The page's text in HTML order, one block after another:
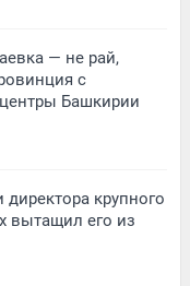
— не рай,
с
Башкирии
директора крупного
вытащил его из